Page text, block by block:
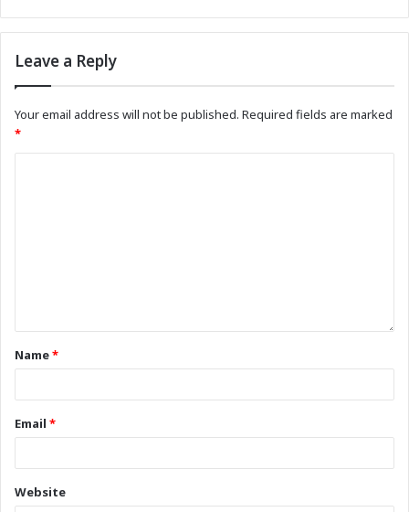
Leave a Reply
Your email address will not be published. Required fields are marked
*
Name*
Email *
Website